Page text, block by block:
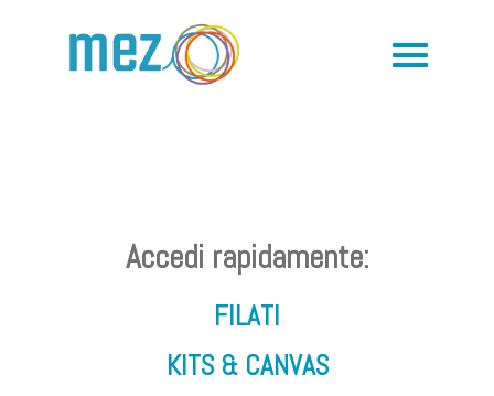
Accedi rapidamente:
FILATI
KITS & CANVAS